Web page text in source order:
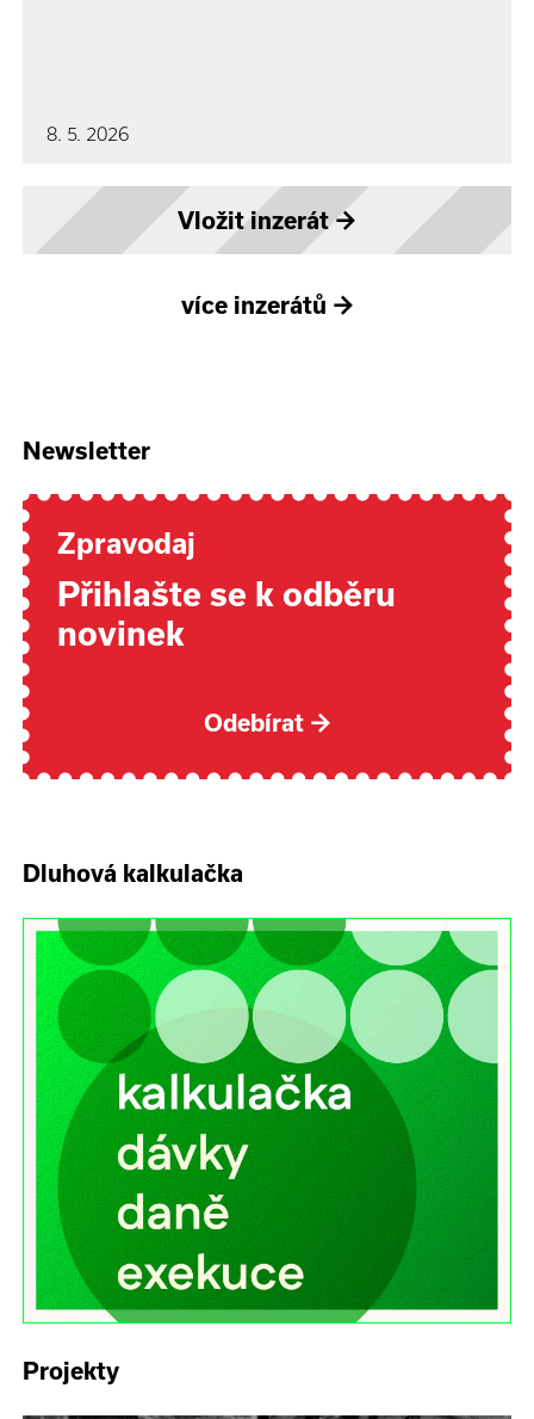
8. 5. 2026
Vložit inzerát→
více inzerátů →
Newsletter
Zpravodaj
Přihlašte se k odběru
novinek
Odebírat →
Dluhová kalkulačka
Projekty